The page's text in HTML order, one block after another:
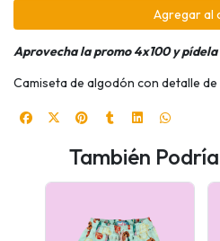
Agregar al
Aprovecha la promo 4x100 y pídela
Camiseta de algodón con detalle de
También